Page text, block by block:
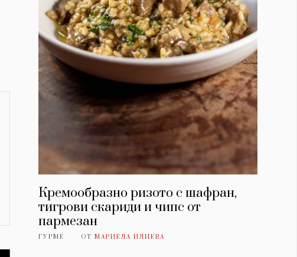
Кремообразно ризото с шафран,
тигрови скариди и чипс от
пармезан
ГУРМЕ ОТ МАРИЕЛА ИЛИЕВА